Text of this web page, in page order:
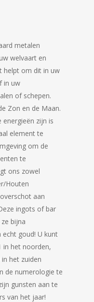
metalen
welvaart en
helpt om dit in uw
in uw
of schepen.
Zon en de Maan.
zijn is
element te
om de
te
ons zowel
Houten
aan
ingots of bar
bijna
echt goud! U kunt
in het noorden,
het zuiden
de numerologie te
gunsten aan te
van het jaar!